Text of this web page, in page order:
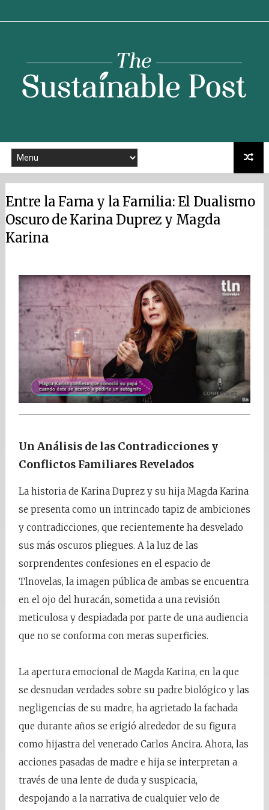
Entre la Fama y la Familia: El Dualismo
Oscuro de Karina Duprez y Magda
Karina
Un Análisis de las Contradicciones y
Conflictos Familiares Revelados
La historia de Karina Duprez y su hija Magda Karina
se presenta como un intrincado tapiz de ambiciones
y contradicciones, que recientemente ha desvelado
sus más oscuros pliegues. A la luz de las
sorprendentes confesiones en el espacio de
Tlnovelas, la imagen pública de ambas se encuentra
en el ojo del huracán, sometida a una revisión
meticulosa y despiadada por parte de una audiencia
que no se conforma con meras superficies.
La apertura emocional de Magda Karina, en la que
se desnudan verdades sobre su padre biológico y las
negligencias de su madre, ha agrietado la fachada
que durante años se erigió alrededor de su figura
como hijastra del venerado Carlos Ancira. Ahora, las
acciones pasadas de madre e hija se interpretan a
través de una lente de duda y suspicacia,
despojando a la narrativa de cualquier velo de